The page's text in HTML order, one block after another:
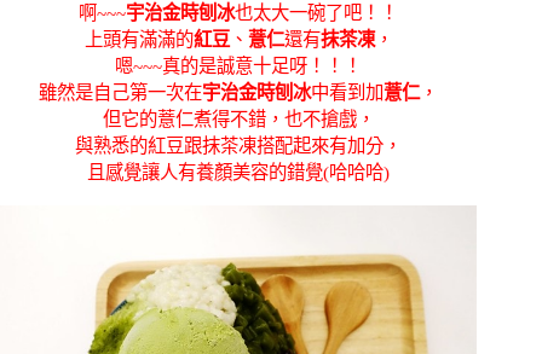
啊~~~宇治金時刨冰也太大一碗了吧！！
上頭有滿滿的紅豆 、 薏仁還有抹茶凍，
嗯~~~真的是誠意十足呀！！！
雖然是自己第一次在宇治金時刨冰中看到加薏仁，
但它的薏仁煮得不錯，也不搶戲，
與熟悉的紅豆跟抹茶凍搭配起來有加分，
且感覺讓人有養顏美容的錯覺(哈哈哈)